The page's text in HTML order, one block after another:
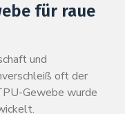
für raue
und
oft der
Gewebe wurde